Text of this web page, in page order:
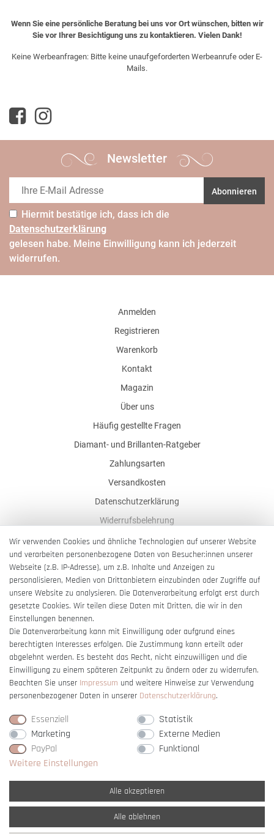
Wenn Sie eine persönliche Beratung bei uns vor Ort wünschen, bitten wir
Sie vor Ihrer Besichtigung uns zu kontaktieren. Vielen Dank!
Keine Werbeanfragen: Bitte keine unaufgeforderten Werbeanrufe oder E-
Mails.
Newsletter
Abonnieren
Hiermit bestätige ich, dass ich die
Daten­schutz­erklärung
gelesen habe. Meine Einwilligung kann ich jederzeit
widerrufen.
Anmelden
Registrieren
Warenkorb
Kontakt
Magazin
Über uns
Häufig gestellte Fragen
Diamant- und Brillanten-Ratgeber
Zahlungsarten
Versandkosten
Datenschutzerklärung
Widerrufsbelehrung
AGB
Impressum
Barrierefreiheitserklärung
Vertrag widerrufen
Wir verwenden Cookies und ähnliche Technologien auf unserer Website
und verarbeiten personenbezogene Daten von Besucher:innen unserer
Webseite (z.B. IP-Adresse), um z.B. Inhalte und Anzeigen zu
personalisieren, Medien von Drittanbietern einzubinden oder Zugriffe auf
unsere Website zu analysieren. Die Datenverarbeitung erfolgt erst durch
gesetzte Cookies. Wir teilen diese Daten mit Dritten, die wir in den
Einstellungen benennen.
Die Datenverarbeitung kann mit Einwilligung oder aufgrund eines
berechtigten Interesses erfolgen. Die Zustimmung kann erteilt oder
abgelehnt werden. Es besteht das Recht, nicht einzuwilligen und die
Einwilligung zu einem späteren Zeitpunkt zu ändern oder zu widerrufen.
Beachten Sie unser Impressum und weitere Hinweise zur Verwendung
personenbezogener Daten in unserer Daten­schutz­erklärung.
Essenziell
Statistik
Marketing
Externe Medien
PayPal
Funktional
Weitere Einstellungen
Alle akzeptieren
Alle ablehnen